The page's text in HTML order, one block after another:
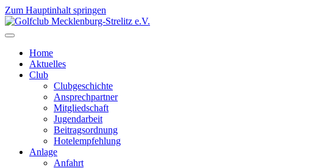
Zum Hauptinhalt springen
Home
Aktuelles
Club
Clubgeschichte
Ansprechpartner
Mitgliedschaft
Jugendarbeit
Beitragsordnung
Hotelempfehlung
Anlage
Anfahrt